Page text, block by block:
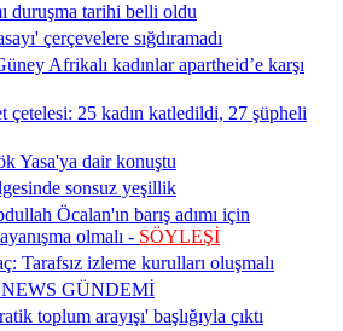
duruşma tarihi belli oldu
çerçevelere sığdıramadı
Afrikalı kadınlar apartheid’e karşı
çetelesi: 25 kadın katledildi, 27 şüpheli
Yasa'ya dair konuştu
sonsuz yeşillik
Öcalan'ın barış adımı için
olmalı - SÖYLEŞİ
Tarafsız izleme kurulları oluşmalı
GÜNDEMİ
toplum arayışı' başlığıyla çıktı